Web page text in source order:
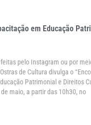
em Educação
pelo Instagram ou por
de Cultura divulga o
Patrimonial e Direitos
maio, a partir das 10h30, no